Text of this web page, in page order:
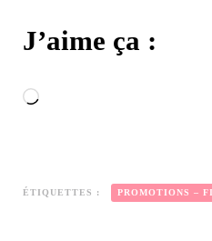
J’aime ça :
Chargement…
ÉTIQUETTES : PROMOTIONS –